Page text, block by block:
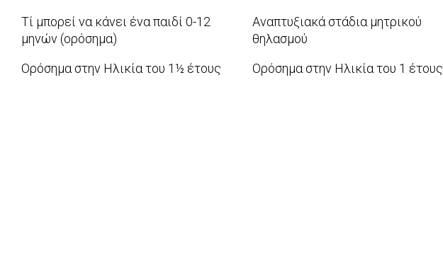
09-
07-
Τί μπορεί να κάνει ένα παιδί 0-12
μηνών (ορόσημα)
01-
Αναπτυξιακά στάδια μητρικού
θηλασμού
12-
Ορόσημα στην Ηλικία του 1½ έτους Ορόσημα στην Ηλικία του 1 έτους